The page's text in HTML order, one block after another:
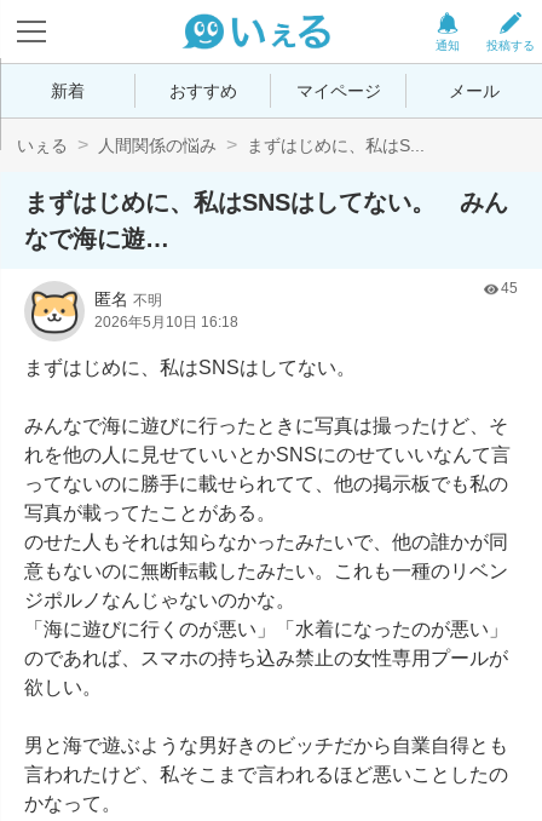
投稿する
通知
新着 おすすめ マイページ メール
いぇる 人間関係の悩み まずはじめに、私はS...
まずはじめに、私はSNSはしてない。 みん
なで海に遊…
匿名 不明
2026年5月10日 16:18
45
まずはじめに、私はSNSはしてない。
みんなで海に遊びに行ったときに写真は撮ったけど、そ
れを他の人に見せていいとかSNSにのせていいなんて言
ってないのに勝手に載せられてて、他の掲示板でも私の
写真が載ってたことがある。
のせた人もそれは知らなかったみたいで、他の誰かが同
意もないのに無断転載したみたい。これも一種のリベン
ジポルノなんじゃないのかな。
「海に遊びに行くのが悪い」「水着になったのが悪い」
のであれば、スマホの持ち込み禁止の女性専用プールが
欲しい。
男と海で遊ぶような男好きのビッチだから自業自得とも
言われたけど、私そこまで言われるほど悪いことしたの
かなって。